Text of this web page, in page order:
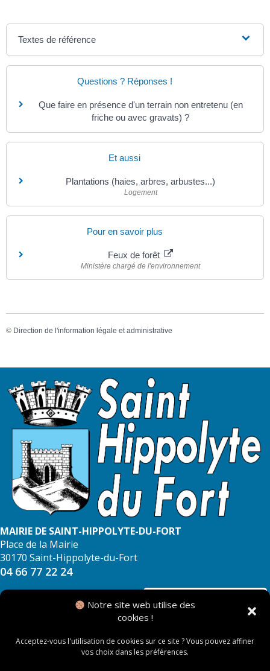
Notre site web utilise des
cookies !
Acceptez-vous l'utilisation de cookies sur ce site ? Vous pouvez affiner
vos choix dans les préférences.
Textes de référence
Questions ? Réponses !
Que faire en présence d'un terrain non entretenu (en
friche ou avec gravats) ?
Et aussi
Plantations (haies, arbres, arbustes...)
Logement
Pour en savoir plus
Feux de forêt
Ministère chargé de l'environnement
© Direction de l'information légale et administrative
MAIRIE DE SAINT-HIPPOLYTE-DU-FORT
Place de la Mairie
30170 Saint-Hippolyte-du-Fort
04 66 77 22 24
NOUS CONTACTER